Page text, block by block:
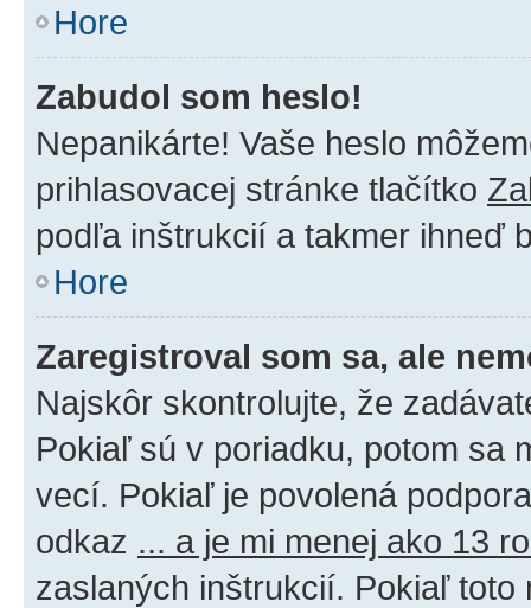
Hore
Zabudol som heslo!
Nepanikárte! Vaše heslo
prihlasovacej stránke tlačítko
podľa inštrukcií a takmer ihneď
Hore
Zaregistroval som sa, ale
Najskôr skontrolujte, že
Pokiaľ sú v poriadku, potom sa
vecí. Pokiaľ je povolená
odkaz ... a je mi menej ako 13
zaslaných inštrukcií. Pokiaľ